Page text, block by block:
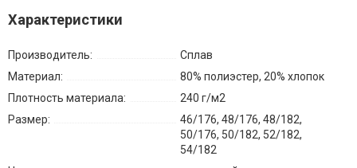
Характеристики
Производитель:
Сплав
Материал:
80% полиэстер, 20% хлопок
Плотность материала:
240 г/м2
Размер:
46/176, 48/176, 48/182,
50/176, 50/182, 52/182,
54/182